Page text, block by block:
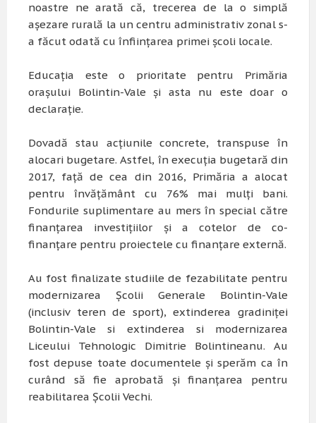
noastre ne arată că, trecerea de la o simplă
așezare rurală la un centru administrativ zonal s-
a făcut odată cu înființarea primei școli locale.
Educația este o prioritate pentru Primăria
orașului Bolintin-Vale și asta nu este doar o
declarație.
Dovadă stau acțiunile concrete, transpuse în
alocari bugetare. Astfel, în execuția bugetară din
2017, față de cea din 2016, Primăria a alocat
pentru învățământ cu 76% mai mulți bani.
Fondurile suplimentare au mers în special către
finanțarea investițiilor și a cotelor de co-
finanțare pentru proiectele cu finanțare externă.
Au fost finalizate studiile de fezabilitate pentru
modernizarea Școlii Generale Bolintin-Vale
(inclusiv teren de sport), extinderea gradiniței
Bolintin-Vale si extinderea si modernizarea
Liceului Tehnologic Dimitrie Bolintineanu. Au
fost depuse toate documentele și sperăm ca în
curând să fie aprobată și finanțarea pentru
reabilitarea Școlii Vechi.